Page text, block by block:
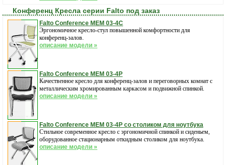
Конференц Кресла серии Falto под заказ
Falto Conference MEM 03-4C
Эргономичное кресло-стул повышенной комфортности для
конференц-залов.
описание модели »
Falto Conference MEM 03-4P
Качественное кресло для конференц-залов и переговорных комнат с
металлическим хромированным каркасом и подвижной спинкой.
описание модели »
Falto Conference MEM 03-4P со столиком для ноутбука
Стильное современное кресло с эргономичной спинкой и сиденьем,
оборудованное стационарным откидным столиком для ноутбука.
описание модели »